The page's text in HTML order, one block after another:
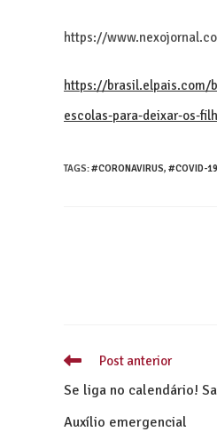
https://
https://brasil.elpais.com/
escolas-para-deixar-os-
TAGS:#CORONAVIRUS, #COVID-19
Post anterior
Se liga no calendário!
Auxílio emergencial